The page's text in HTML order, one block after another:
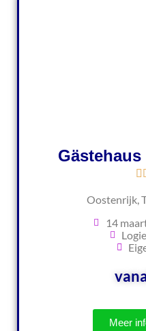
Oostenrijk,
14
Meer